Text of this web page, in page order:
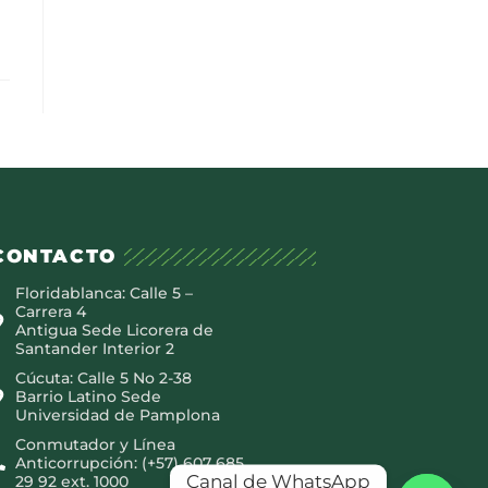
Floridablanca: Calle 5 –
Carrera 4
Antigua Sede Licorera de
Santander Interior 2
Cúcuta: Calle 5 No 2-38
Barrio Latino Sede
Universidad de Pamplona
Conmutador y Línea
Anticorrupción: (+57) 607 685
29 92 ext. 1000
Canal de WhatsApp